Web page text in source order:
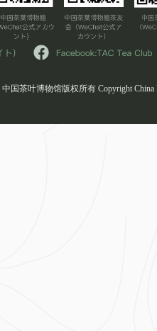
中国茶叶博物馆版权所有 Copyright China